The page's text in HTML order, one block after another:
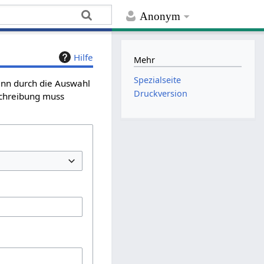
Anonym
Hilfe
durch die Auswahl
muss
Mehr
Spezialseite
Druckversion